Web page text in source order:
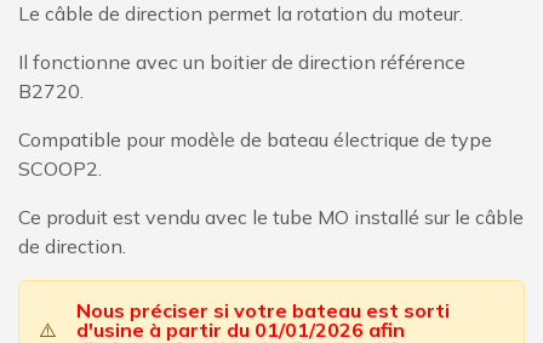
Le câble de direction permet la rotation du moteur.
Il fonctionne avec un boitier de direction référence
B2720.
Compatible pour modèle de bateau électrique de type
SCOOP2.
Ce produit est vendu avec le tube MO installé sur le câble
de direction.
⚠️
Nous préciser si votre bateau est sorti
d'usine à partir du 01/01/2026 afin